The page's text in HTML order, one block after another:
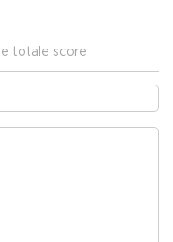
totale score